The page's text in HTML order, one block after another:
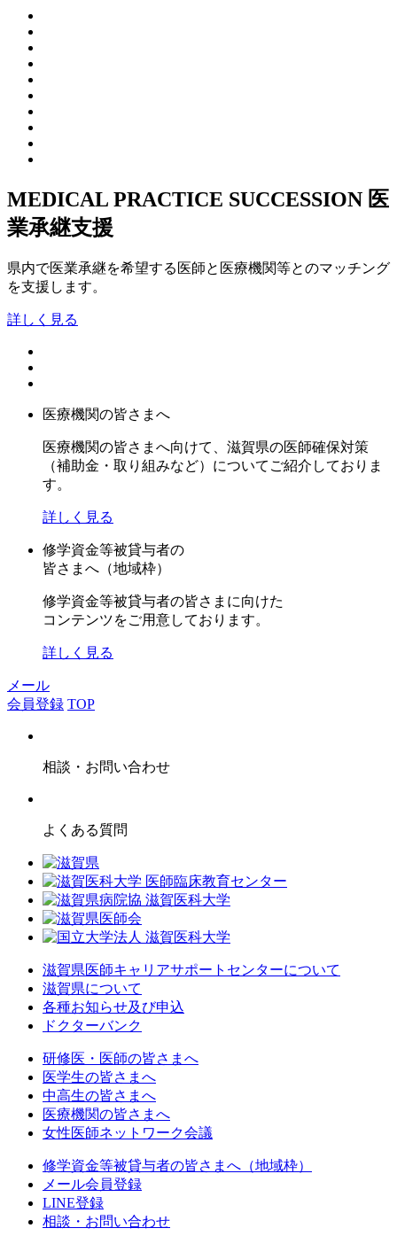
MEDICAL PRACTICE SUCCESSION 医
業承継支援
県内で医業承継を希望する医師と医療機関等とのマッチング
を支援します。
詳しく見る
医療機関の皆さまへ
医療機関の皆さまへ向けて、滋賀県の医師確保対策
（補助金・取り組みなど）についてご紹介しておりま
す。
詳しく見る
修学資金等被貸与者の
皆さまへ（地域枠）
修学資金等被貸与者の皆さまに向けた
コンテンツをご用意しております。
詳しく見る
メール
会員登録 TOP
相談・お問い合わせ
よくある質問
滋賀県医師キャリアサポートセンターについて
滋賀県について
各種お知らせ及び申込
ドクターバンク
研修医・医師の皆さまへ
医学生の皆さまへ
中高生の皆さまへ
医療機関の皆さまへ
女性医師ネットワーク会議
修学資金等被貸与者の皆さまへ（地域枠）
メール会員登録
LINE登録
相談・お問い合わせ